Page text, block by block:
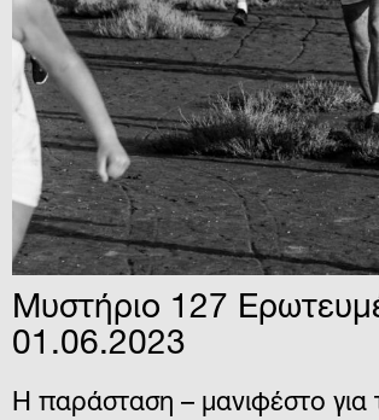
Μυστήριο 127
01.06.2023
Η παράσταση – μανιφέστο για